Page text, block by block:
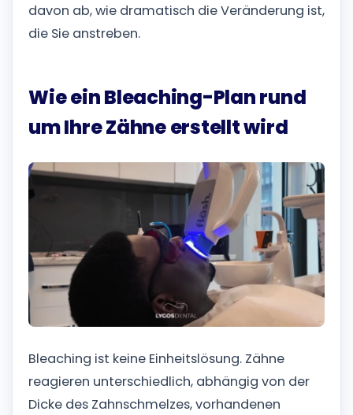
davon ab, wie dramatisch die Veränderung ist,
die Sie anstreben.
Wie ein Bleaching-Plan rund
um Ihre Zähne erstellt wird
Bleaching ist keine Einheitslösung. Zähne
reagieren unterschiedlich, abhängig von der
Dicke des Zahnschmelzes, vorhandenen